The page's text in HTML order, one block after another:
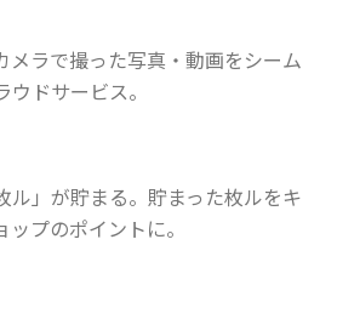
メラで撮った写真・動画をシーム
ドサービス。
ル」が貯まる。貯まった枚ルをキ
プのポイントに。